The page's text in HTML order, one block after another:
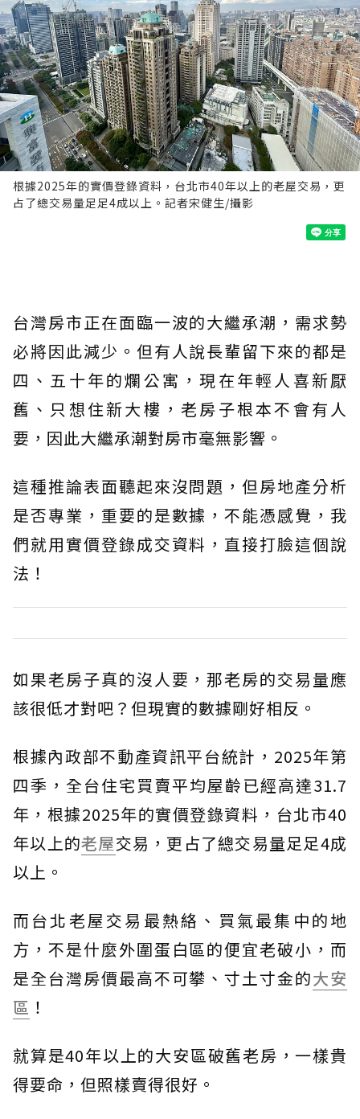
根據2025年的實價登錄資料，台北市40年以上的老屋交易，更
占了總交易量足足4成以上。記者宋健生/攝影
台灣房市正在面臨一波的大繼承潮，需求勢
必將因此減少。但有人說長輩留下來的都是
四、五十年的爛公寓，現在年輕人喜新厭
舊、只想住新大樓，老房子根本不會有人
要，因此大繼承潮對房市毫無影響。
這種推論表面聽起來沒問題，但房地產分析
是否專業，重要的是數據，不能憑感覺，我
們就用實價登錄成交資料，直接打臉這個說
法！
如果老房子真的沒人要，那老房的交易量應
該很低才對吧？但現實的數據剛好相反。
根據內政部不動產資訊平台統計，2025年第
四季，全台住宅買賣平均屋齡已經高達31.7
年，根據2025年的實價登錄資料，台北市40
年以上的老屋交易，更占了總交易量足足4成
以上。
而台北老屋交易最熱絡、買氣最集中的地
方，不是什麼外圍蛋白區的便宜老破小，而
是全台灣房價最高不可攀、寸土寸金的大安
區 ！
就算是40年以上的大安區破舊老房，一樣貴
得要命，但照樣賣得很好。